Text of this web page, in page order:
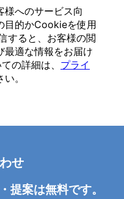
せ
提案は無料です。